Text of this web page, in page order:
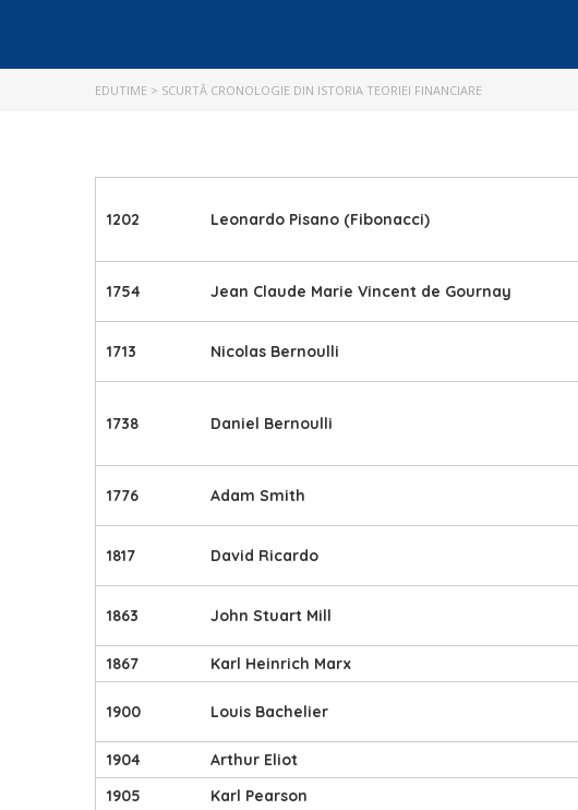
EDUTIME > SCURTĂ CRONOLOGIE DIN ISTORIA TEORIEI FINANCIARE
1202 Leonardo Pisano (Fibonacci)
1754 Jean Claude Marie Vincent de Gournay
1713 Nicolas Bernoulli
1738 Daniel Bernoulli
1776 Adam Smith
1817 David Ricardo
1863 John Stuart Mill
1867
Karl Heinrich Marx
1900 Louis Bachelier
1904
Arthur Eliot
1905
Karl Pearson